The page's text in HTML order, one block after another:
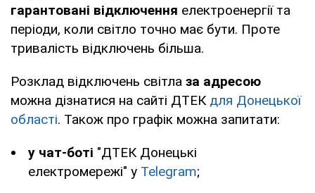
гарантовані відключення електроенергії та
періоди, коли світло точно має бути. Проте
тривалість відключень більша.
Розклад відключень світла за адресою
можна дізнатися на сайті ДТЕК для Донецької
області. Також про графік можна запитати:
у чат-боті "ДТЕК Донецькі
електромережі" у Telegram;